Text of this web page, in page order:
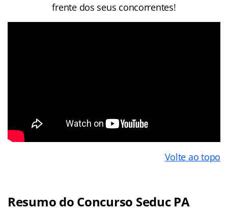
frente dos seus concorrentes!
Volte ao topo
Resumo do Concurso Seduc PA